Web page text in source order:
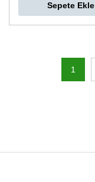
Sepete Ekle
1